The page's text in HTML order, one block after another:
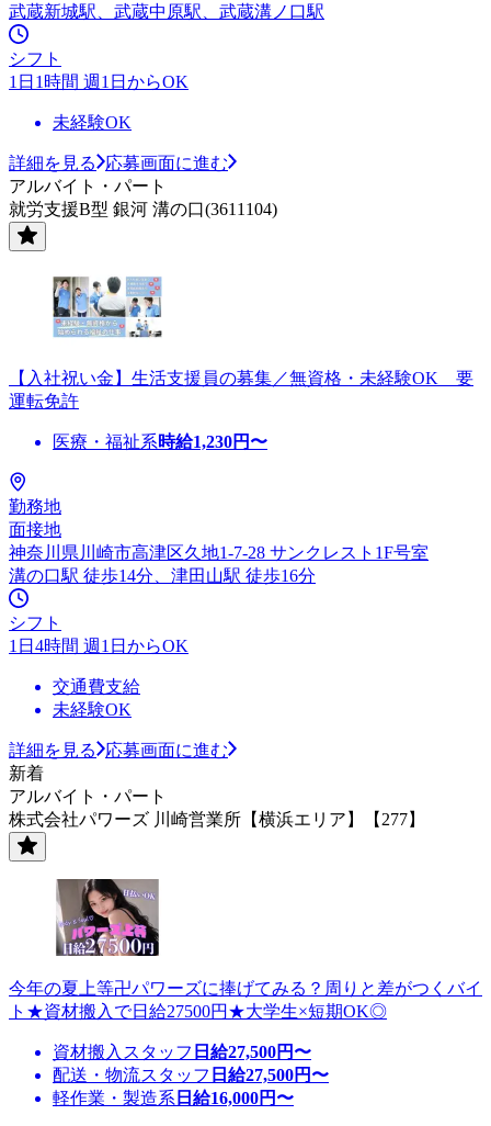
武蔵新城駅、武蔵中原駅、武蔵溝ノ口駅
シフト
1日1時間 週1日からOK
未経験OK
詳細を見る
応募画面に進む
アルバイト・パート
就労支援B型 銀河 溝の口(3611104)
【入社祝い金】生活支援員の募集／無資格・未経験OK 要
運転免許
医療・福祉系時給1,230円〜
勤務地
面接地
神奈川県川崎市高津区久地1-7-28 サンクレスト1F号室
溝の口駅 徒歩14分、津田山駅 徒歩16分
シフト
1日4時間 週1日からOK
交通費支給
未経験OK
詳細を見る
応募画面に進む
新着
アルバイト・パート
株式会社パワーズ 川崎営業所【横浜エリア】【277】
今年の夏上等卍パワーズに捧げてみる？周りと差がつくバイ
ト★資材搬入で日給27500円★大学生×短期OK◎
資材搬入スタッフ 日給27,500円〜
配送・物流スタッフ 日給27,500円〜
軽作業・製造系 日給16,000円〜